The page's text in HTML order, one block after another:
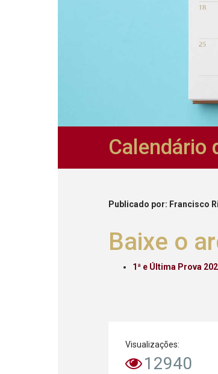
Calendário
Publicado por: Francisco
Baixe o
1ª e Última Prova
Visualizações:
12940